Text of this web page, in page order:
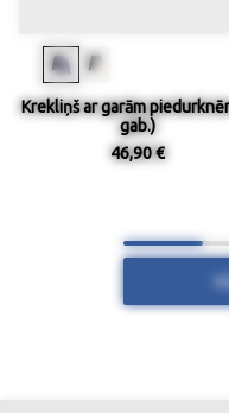
Krekliņš ar garām
gab.)
46,90 €